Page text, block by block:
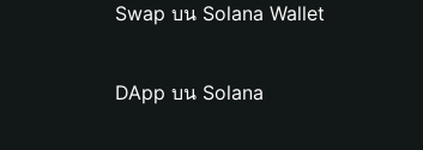
Swap บน Solana Wallet
DApp บน Solana